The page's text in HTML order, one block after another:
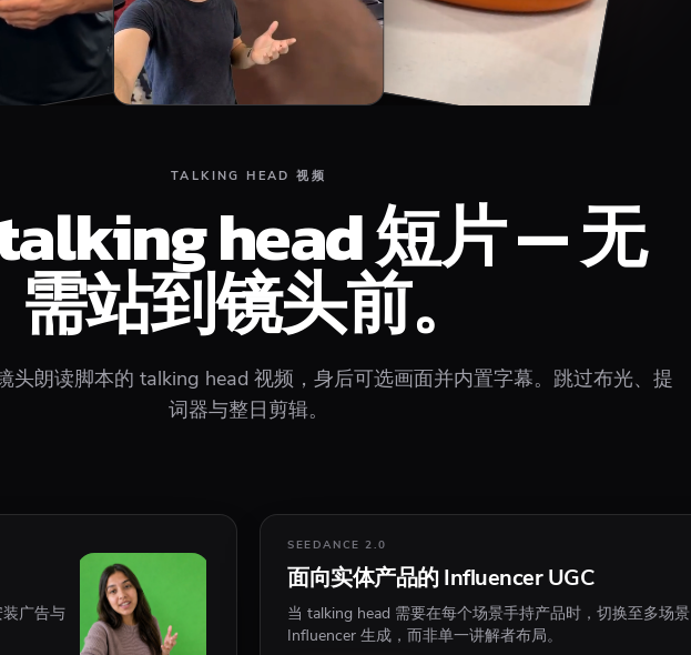
TALKING HEAD 视频
head 短片 — 无
需站到镜头前。
头朗读脚本的 talking head 视频，身后可选画面并内置字幕。跳过布光、提
词器与整日剪辑。
广告与
SEEDANCE 2.0
面向实体产品的 Influencer UGC
当 talking head 需要在每个场景手持产品时，切换至多场景
Influencer 生成，而非单一讲解者布局。